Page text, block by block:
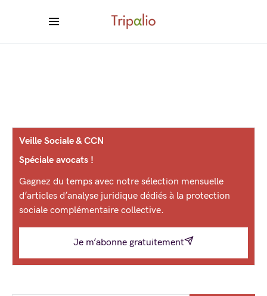
Veille Sociale & CCN
Spéciale avocats !
Gagnez du temps avec notre sélection mensuelle
d’articles d’analyse juridique dédiés à la protection
sociale complémentaire collective.
Je m’abonne gratuitement